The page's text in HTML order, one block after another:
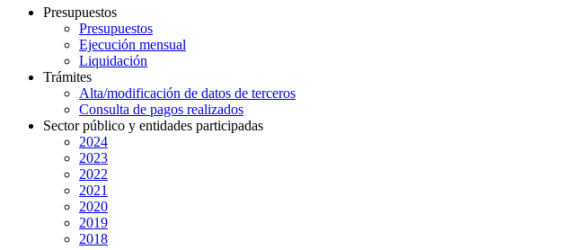
Presupuestos
Presupuestos
Ejecución mensual
Liquidación
Trámites
Alta/modificación de datos de terceros
Consulta de pagos realizados
Sector público y entidades participadas
2024
2023
2022
2021
2020
2019
2018